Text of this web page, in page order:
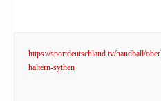
https://sportdeutschland.tv/handball/
haltern-sythen